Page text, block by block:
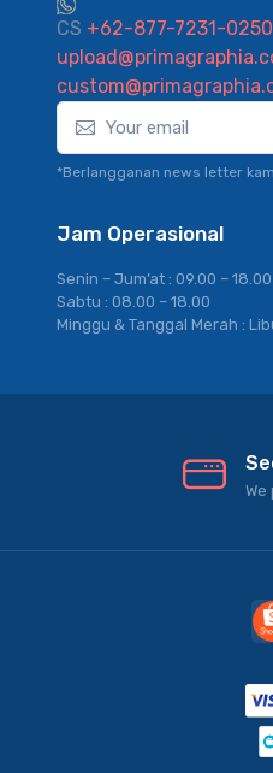
CS +62-877-7231-0250
*Berlangganan news letter
Jam Operasional
Senin – Jum’at : 09.00 – 18.00
Sabtu : 08.00 – 18.00
Minggu & Tanggal Merah :
We